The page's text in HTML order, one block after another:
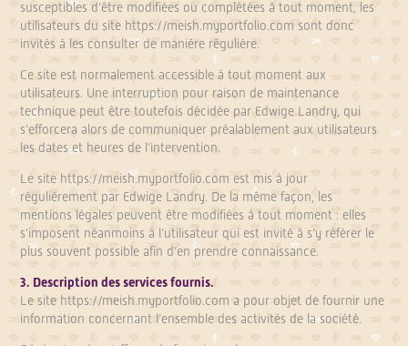
susceptibles d’être modifiées ou complétées à tout moment, les
utilisateurs du site https://meish.myportfolio.comsont donc
invités à les consulter de manière régulière.
Ce site est normalement accessible à tout moment aux
utilisateurs. Une interruption pour raison de maintenance
technique peut être toutefois décidée par Edwige Landry, qui
s’efforcera alors de communiquer préalablement aux utilisateurs
les dates et heures de l’intervention.
Le site https://meish.myportfolio.com est mis à jour
régulièrement par Edwige Landry. De la même façon, les
mentions légales peuvent être modifiées à tout moment : elles
s’imposent néanmoins à l’utilisateur qui est invité à s’y référer le
plus souvent possible afin d’en prendre connaissance.
3. Description des services fournis.
Le site https://meish.myportfolio.com a pour objet de fournir une
information concernant l’ensemble des activités de la société.